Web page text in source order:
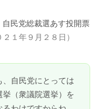
民党総裁選あす投開票
２１年９月２８日）
自民党にとっては
挙（衆議院選挙）を